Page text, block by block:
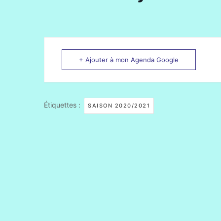
+ Ajouter à mon Agenda Google
Étiquettes : SAISON 2020/2021